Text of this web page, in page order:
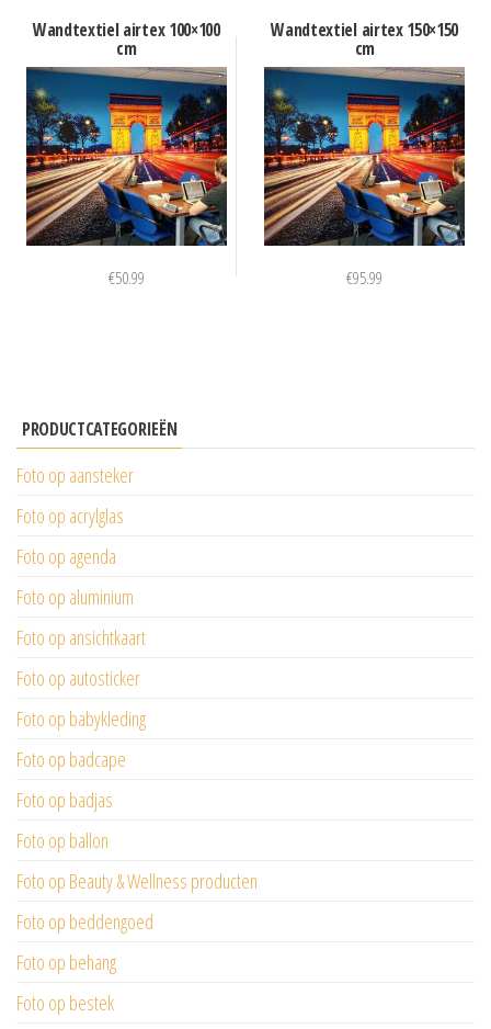
Wandtextiel airtex 100×100
cm
€50.99
Wandtextiel airtex 150×150
cm
€95.99
PRODUCTCATEGORIEËN
Foto op aansteker
Foto op acrylglas
Foto op agenda
Foto op aluminium
Foto op ansichtkaart
Foto op autosticker
Foto op babykleding
Foto op badcape
Foto op badjas
Foto op ballon
Foto op Beauty & Wellness producten
Foto op beddengoed
Foto op behang
Foto op bestek